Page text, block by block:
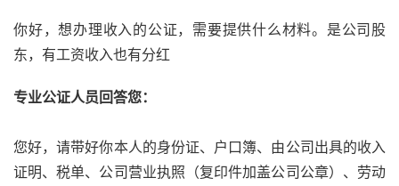
你好，想办理收入的公证，需要提供什么材料。是公司股
东，有工资收入也有分红
专业公证人员回答您：
您好，请带好你本人的身份证、户口簿、由公司出具的收入
证明、税单、公司营业执照（复印件加盖公司公章）、劳动